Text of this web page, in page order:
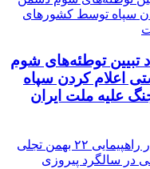
تبیین توطئه‌های شوم
اعلام کردن سپاه
علیه ملت ایران